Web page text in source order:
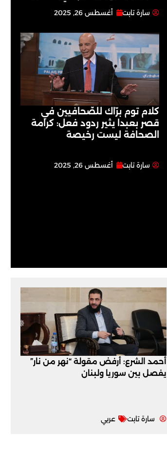
سارة تابت أغسطس 26, 2025
كلام توم برّاك للصّحافيين في
قصر بعبدا يثير ردود فعل: كرامة
الصحافة ليست رخيصة
سارة تابت أغسطس 26, 2025
أحمد الشرع: أرفض مقولة “نهر من نار”
يفصل بين سوريا ولبنان
سارة تابت عربي